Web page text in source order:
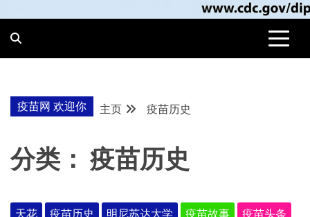
疫苗网 欢迎你 主页 疫苗历史
分类： 疫苗历史
天花 疫苗历史 明尼苏达大学 疫苗故事 疫苗头条